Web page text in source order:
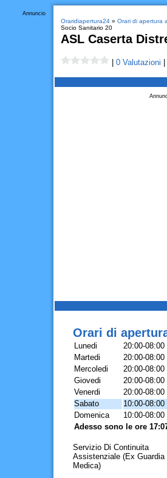
Annuncio
Oraridiapertura24» Orari di apertura
Socio Sanitario 20
ASL Caserta
0 Valutazioni
Orari di
Lunedi
20:00-08:00
Martedi
20:00-08:00
Mercoledi
20:00-08:00
Giovedi
20:00-08:00
Venerdi
20:00-08:00
Sabato
10:00-08:00
Domenica
10:00-08:00
Adesso sono le ore
Servizio Di Continuita
Assistenziale (Ex Guardia
Medica)